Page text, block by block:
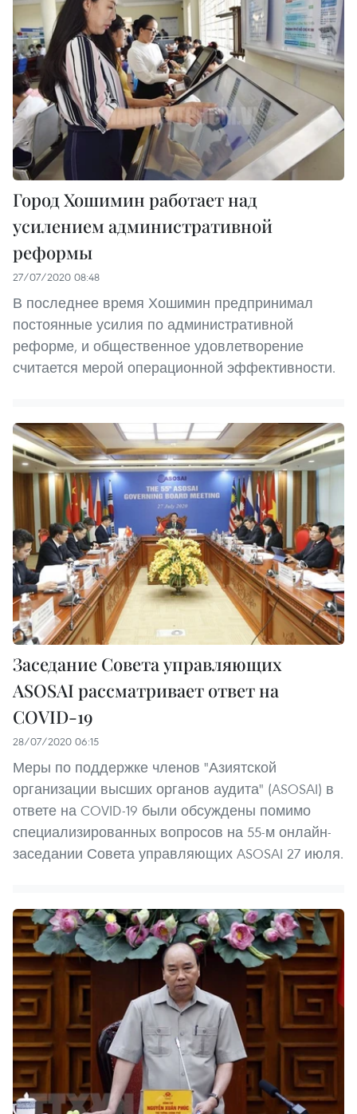
Город Хошимин работает над
усилением административной
реформы
27/07/2020 08:48
В последнее время Хошимин предпринимал
постоянные усилия по административной
реформе, и общественное удовлетворение
считается мерой операционной эффективности.
Заседание Совета управляющих
ASOSAI рассматривает ответ на
COVID-19
28/07/2020 06:15
Меры по поддержке членов "Азиятской
организации высших органов аудита" (ASOSAI) в
ответе на COVID-19 были обсуждены помимо
специализированных вопросов на 55-м онлайн-
заседании Совета управляющих ASOSAI 27 июля.